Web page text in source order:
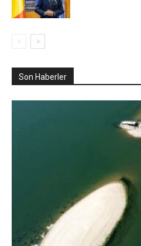
Son Haberler